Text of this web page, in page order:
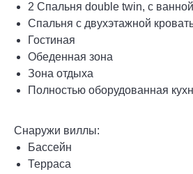
2 Спальня double twin, с ванной
Спальня с двухэтажной
Гостиная
Обеденная зона
Зона отдыха
Полностью оборудованная
Снаружи виллы:
Бассейн
Терраса